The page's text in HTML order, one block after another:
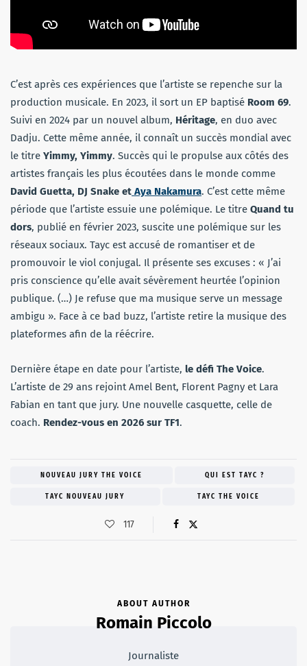
C’est après ces expériences que l’artiste se repenche sur la
production musicale. En 2023, il sort un EP baptisé Room 69.
Suivi en 2024 par un nouvel album, Héritage, en duo avec
Dadju. Cette même année, il connaît un succès mondial avec
le titre Yimmy, Yimmy. Succès qui le propulse aux côtés des
artistes français les plus écoutées dans le monde comme
David Guetta, DJ Snake et Aya Nakamura. C’est cette même
période que l’artiste essuie une polémique. Le titre Quand tu
dors, publié en février 2023, suscite une polémique sur les
réseaux sociaux. Tayc est accusé de romantiser et de
promouvoir le viol conjugal. Il présente ses excuses : « J’ai
pris conscience qu’elle avait sévèrement heurtée l’opinion
publique. (…) Je refuse que ma musique serve un message
ambigu ». Face à ce bad buzz, l’artiste retire la musique des
plateformes afin de la réécrire.
Dernière étape en date pour l’artiste, le défi The Voice.
L’artiste de 29 ans rejoint Amel Bent, Florent Pagny et Lara
Fabian en tant que jury. Une nouvelle casquette, celle de
coach. Rendez-vous en 2026 sur TF1.
NOUVEAU JURY THE VOICE QUI EST TAYC ?
TAYC NOUVEAU JURY TAYC THE VOICE
117
ABOUT AUTHOR
Romain Piccolo
Journaliste